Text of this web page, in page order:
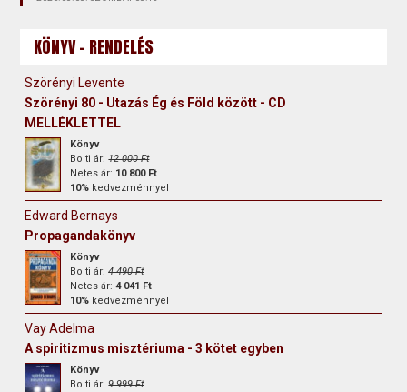
KÖNYV - RENDELÉS
Szörényi Levente
Szörényi 80 - Utazás Ég és Föld között - CD
MELLÉKLETTEL
Könyv
Bolti ár:12 000 Ft
Netes ár: 10 800 Ft
10% kedvezménnyel
Edward Bernays
Propagandakönyv
Könyv
Bolti ár:4 490 Ft
Netes ár:4 041 Ft
10% kedvezménnyel
Vay Adelma
A spiritizmus misztériuma - 3 kötet egyben
Könyv
Bolti ár:9 999 Ft